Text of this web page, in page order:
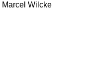
Marcel Wilcke